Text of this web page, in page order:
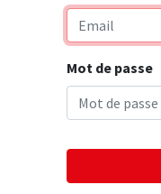
Mot de passe